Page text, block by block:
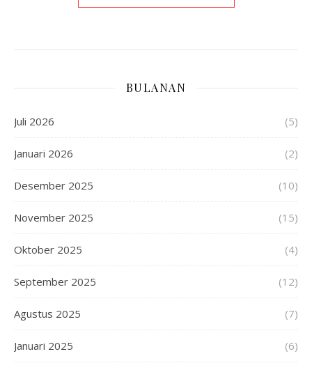
BULANAN
Juli 2026 (5)
Januari 2026 (2)
Desember 2025 (10)
November 2025 (15)
Oktober 2025 (4)
September 2025 (12)
Agustus 2025 (7)
Januari 2025 (6)